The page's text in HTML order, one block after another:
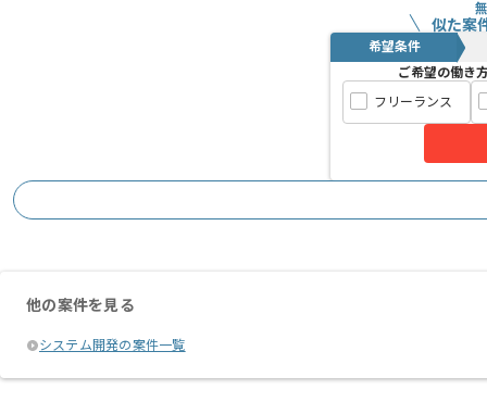
常駐作業場所は、祇園駅付近でございま
リモートワーク：週2日～3日ほどリモ
似た案
希望条件
ご希望の働き
フリーランス
他の案件を見る
システム開発の案件一覧